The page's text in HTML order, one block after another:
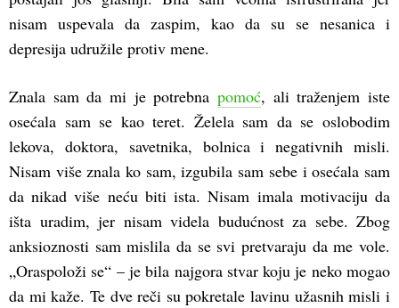
nisam uspevala da zaspim, kao da su se nesanica i
depresija udružile protiv mene.
Znala sam da mi je potrebna pomoć, ali traženjem iste
osećala sam se kao teret. Želela sam da se oslobodim
lekova, doktora, savetnika, bolnica i negativnih misli.
Nisam više znala ko sam, izgubila sam sebe i osećala sam
da nikad više neću biti ista. Nisam imala motivaciju da
išta uradim, jer nisam videla budućnost za sebe. Zbog
anksioznosti sam mislila da se svi pretvaraju da me vole.
„Oraspoloži se“ – je bila najgora stvar koju je neko mogao
da mi kaže. Te dve reči su pokretale lavinu užasnih misli i